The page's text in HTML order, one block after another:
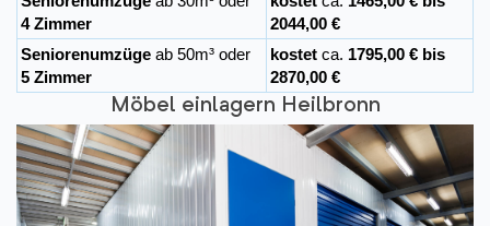
4 Zimmer
2044,00 €
Seniorenumzüge ab 50m³ oder
5 Zimmer
kostet ca. 1795,00 € bis
2870,00 €
Möbel einlagern Heilbronn